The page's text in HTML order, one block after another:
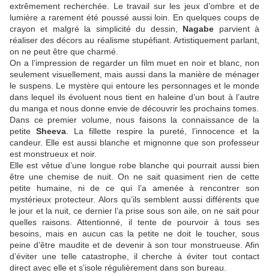
extrêmement recherchée. Le travail sur les jeux d’ombre et de
lumière a rarement été poussé aussi loin. En quelques coups de
crayon et malgré la simplicité du dessin, Nagabe parvient à
réaliser des décors au réalisme stupéfiant. Artistiquement parlant,
on ne peut être que charmé.
On a l’impression de regarder un film muet en noir et blanc, non
seulement visuellement, mais aussi dans la manière de ménager
le suspens. Le mystère qui entoure les personnages et le monde
dans lequel ils évoluent nous tient en haleine d’un bout à l’autre
du manga et nous donne envie de découvrir les prochains tomes.
Dans ce premier volume, nous faisons la connaissance de la
petite Sheeva. La fillette respire la pureté, l’innocence et la
candeur. Elle est aussi blanche et mignonne que son professeur
est monstrueux et noir.
Elle est vêtue d’une longue robe blanche qui pourrait aussi bien
être une chemise de nuit. On ne sait quasiment rien de cette
petite humaine, ni de ce qui l’a amenée à rencontrer son
mystérieux protecteur. Alors qu’ils semblent aussi différents que
le jour et la nuit, ce dernier l’a prise sous son aile, on ne sait pour
quelles raisons. Attentionné, il tente de pourvoir à tous ses
besoins, mais en aucun cas la petite ne doit le toucher, sous
peine d’être maudite et de devenir à son tour monstrueuse. Afin
d’éviter une telle catastrophe, il cherche à éviter tout contact
direct avec elle et s’isole régulièrement dans son bureau.